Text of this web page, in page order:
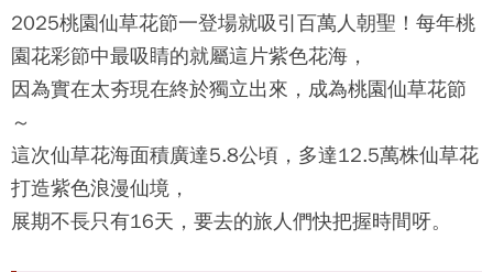
2025桃園仙草花節一登場就吸引百萬人朝聖！每年桃
園花彩節中最吸睛的就屬這片紫色花海，
因為實在太夯現在終於獨立出來，成為桃園仙草花節
～
這次仙草花海面積廣達5.8公頃，多達12.5萬株仙草花
打造紫色浪漫仙境，
展期不長只有16天，要去的旅人們快把握時間呀。